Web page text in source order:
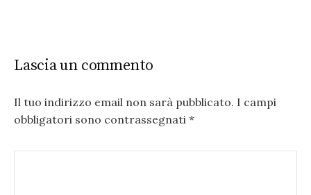
Lascia un commento
Il tuo indirizzo email non sarà pubblicato. I campi
obbligatori sono contrassegnati *